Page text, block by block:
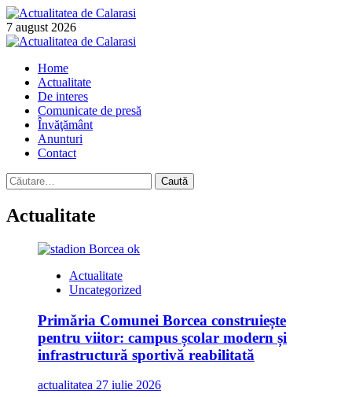
Skip
to
content
7 august 2026
Primary
Home
Actualitate
De interes
Comunicate de presă
Învăţământ
Anunturi
Contact
Caută
după:
Actualitate
Actualitate
Uncategorized
Primăria Comunei Borcea construiește
pentru viitor: campus școlar modern și
infrastructură sportivă reabilitată
actualitatea 27 iulie 2026